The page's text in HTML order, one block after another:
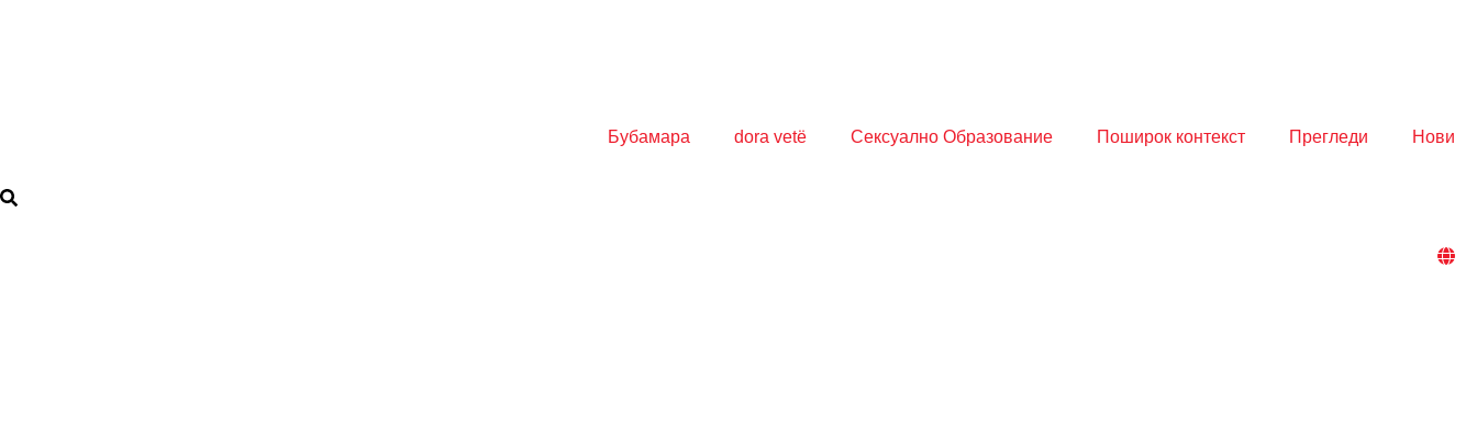
Бубамара dora vetë Сексуално Образование Поширок контекст Прегледи Нови